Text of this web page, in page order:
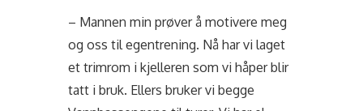
– Mannen min prøver å motivere meg
og oss til egentrening. Nå har vi laget
et trimrom i kjelleren som vi håper blir
tatt i bruk. Ellers bruker vi begge